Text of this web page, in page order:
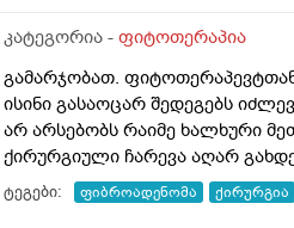
კატეგორია - ფიტოთერაპია
გამარჯობათ.
ისინი გასაოცარ შედეგებს
არ არსებობს რაიმე ხალხური
ქირურგიული
ტეგები: ფიბროადენომა
ქირურგია